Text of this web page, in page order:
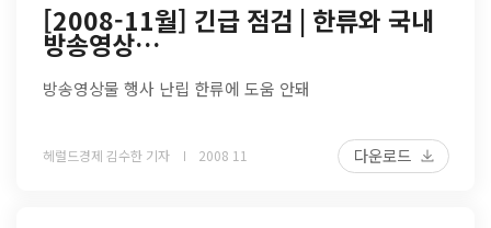
[2008-11월] 긴급 점검 | 한류와 국내
방송영상…
방송영상물 행사 난립 한류에 도움 안돼
헤럴드경제 김수한 기자 2008 11 다운로드